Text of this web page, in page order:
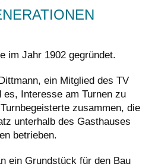
im Jahr 1902 gegründet.
ein Mitglied des TV
Interesse am Turnen zu
zusammen, die
unterhalb des Gasthauses
betrieben.
ein Grundstück für den Bau